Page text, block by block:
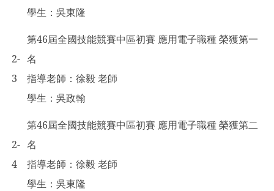
學生：吳東隆
2-
3
第46屆全國技能競賽中區初賽 應用電子職種 榮獲第一
名
指導老師：徐毅 老師
學生：吳政翰
2-
4
第46屆全國技能競賽中區初賽 應用電子職種 榮獲第二
名
指導老師：徐毅 老師
學生：吳東隆